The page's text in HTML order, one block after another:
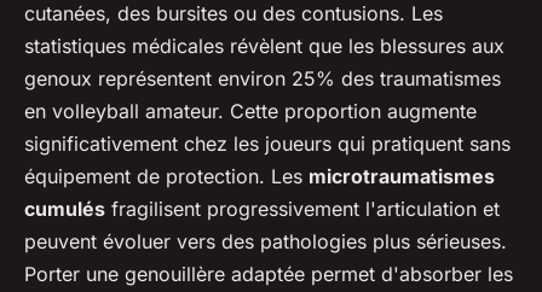
cutanées, des bursites ou des contusions. Les
statistiques médicales révèlent que les blessures aux
genoux représentent environ 25% des traumatismes
en volleyball amateur. Cette proportion augmente
significativement chez les joueurs qui pratiquent sans
équipement de protection. Les microtraumatismes
cumulés fragilisent progressivement l'articulation et
peuvent évoluer vers des pathologies plus sérieuses.
Porter une genouillère adaptée permet d'absorber les